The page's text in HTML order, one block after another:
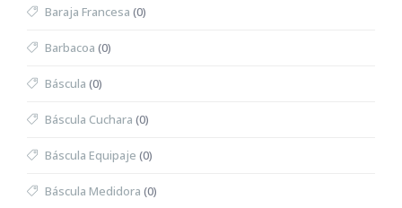
Baraja Francesa (0)
Barbacoa (0)
Báscula (0)
Báscula Cuchara (0)
Báscula Equipaje (0)
Báscula Medidora (0)